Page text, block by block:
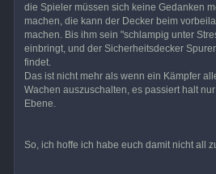
die Spieler müssen sich keine Gedanken
machen, die kann der Decker beim
machen. Bis ihm sein "schlampig unter
einbringt, und der Sicherheitsdecker
findet.
Das ist nicht mehr als wenn ein Kämpfer
Wachen auszuschalten, es passiert halt
Ebene.
So, ich hoffe ich habe euch damit nicht all